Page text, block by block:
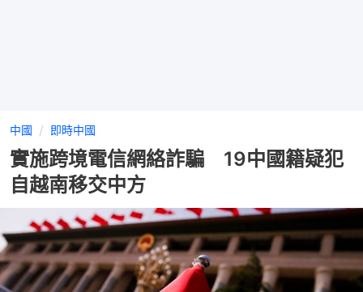
中國 即時中國
實施跨境電信網絡詐騙 19中國籍疑犯
自越南移交中方